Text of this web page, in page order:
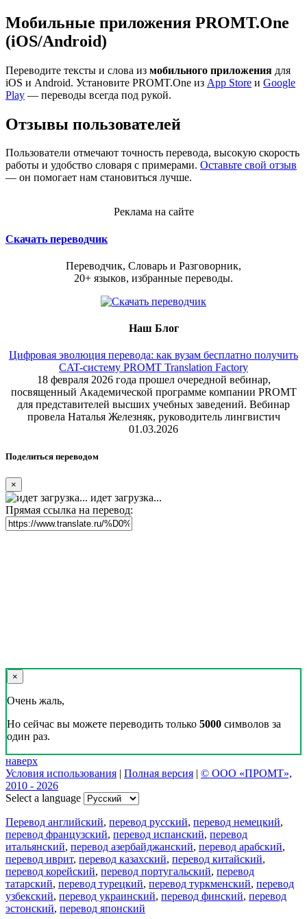
Мобильные приложения PROMT.One
(iOS/Android)
Переводите тексты и слова из мобильного приложения для
iOS и Android. Установите PROMT.One из App Store и Google
Play — переводы всегда под рукой.
Отзывы пользователей
Пользователи отмечают точность перевода, высокую скорость
работы и удобство словаря с примерами. Оставьте свой отзыв
— он помогает нам становиться лучше.
Реклама на сайте
Скачать переводчик
Переводчик, Словарь и Разговорник,
20+ языков, избранные переводы.
Наш Блог
Цифровая эволюция перевода: как вузам бесплатно получить
CAT-систему PROMT Translation Factory
18 февраля 2026 года прошел очередной вебинар,
посвященный Академической программе компании PROMT
для представителей высших учебных заведений. Вебинар
провела Наталья Железняк, руководитель лингвистич
01.03.2026
Поделиться переводом
×
идет загрузка...
Прямая ссылка на перевод:
×
Очень жаль,
Но сейчас вы можете переводить только 5000 символов за
один раз.
наверх
Условия использования | Полная версия | © ООО «ПРОМТ»,
2010 - 2026
Select a language
Перевод английский, перевод русский, перевод немецкий,
перевод французский, перевод испанский, перевод
итальянский, перевод азербайджанский, перевод арабский,
перевод иврит, перевод казахский, перевод китайский,
перевод корейский, перевод португальский, перевод
татарский, перевод турецкий, перевод туркменский, перевод
узбекский, перевод украинский, перевод финский, перевод
эстонский, перевод японский